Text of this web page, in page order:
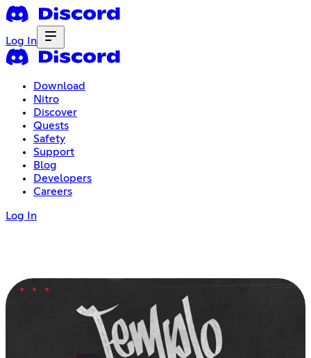
Log In
Download
Nitro
Discover
Quests
Safety
Support
Blog
Developers
Careers
Log In